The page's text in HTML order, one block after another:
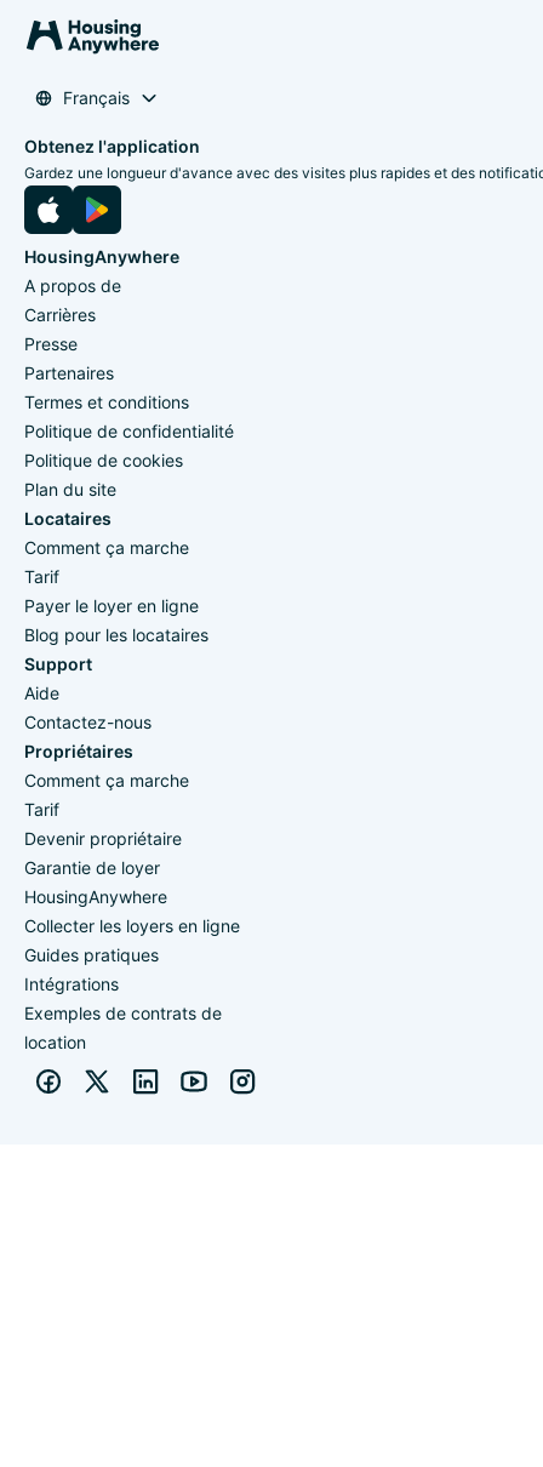
Français
Obtenez l'application
Gardez une longueur d'avance avec des visites plus rapides et des
HousingAnywhere
A propos de
Carrières
Presse
Partenaires
Termes et conditions
Politique de confidentialité
Politique de cookies
Plan du site
Locataires
Comment ça marche
Tarif
Payer le loyer en ligne
Blog pour les locataires
Support
Aide
Contactez-nous
Propriétaires
Comment ça marche
Tarif
Devenir propriétaire
Garantie de loyer
HousingAnywhere
Collecter les loyers en ligne
Guides pratiques
Intégrations
Exemples de contrats de
location